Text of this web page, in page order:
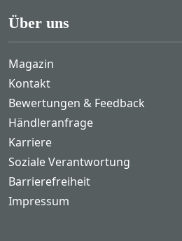
Über uns
Magazin
Kontakt
Bewertungen & Feedback
Händleranfrage
Karriere
Soziale Verantwortung
Barrierefreiheit
Impressum